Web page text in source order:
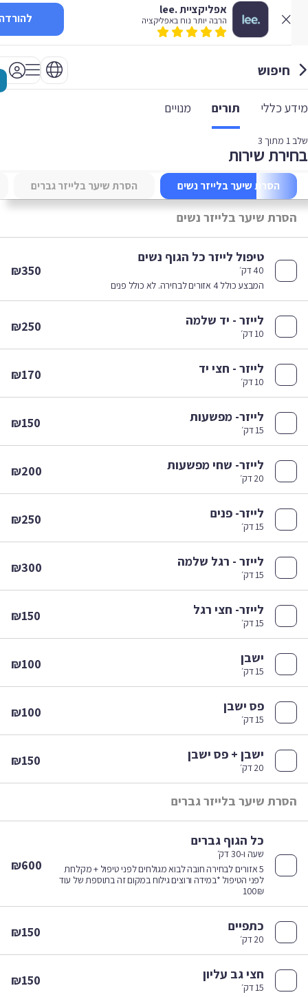
אפליקציית .lee
הרבה יותר נוח באפליקציה להורדה
חיפוש
כללי תורים מנויים
1מתוך 3
שירות
הסרת שיער בלייזר נשים הסרת שיער בלייזר גברים
שיער בלייזר נשים
טיפול לייזר כל הגוף נשים
המבצע כולל 4 אזורים לבחירה. לא כולל פנים
₪350
לייזר - יד שלמה
10 דק׳ ₪250
לייזר - חצי יד
10 דק׳ ₪170
לייזר- מפשעות
15 דק׳ ₪150
לייזר- שחי מפשעות
20 דק׳ ₪200
לייזר- פנים
15 דק׳ ₪250
לייזר - רגל שלמה
15 דק׳ ₪300
לייזר- חצי רגל
15 דק׳ ₪150
ישבן
15 דק׳ ₪100
פס ישבן
15 דק׳ ₪100
ישבן + פס ישבן
20 דק׳ ₪150
שיער בלייזר גברים
כל הגוף גברים
שעה ו-30 דק׳
5 אזורים לבחירה חובה לבוא מגולחים לפני טיפול + מקלחת
לפני הטיפול *במידה ורוצים גילוח במקום זה בתוספת של עוד
100₪
₪600
כתפיים
20 דק׳ ₪150
חצי גב עליון
15 דק׳ ₪150